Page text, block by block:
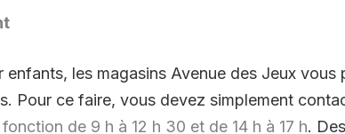
les magasins Avenue des Jeux vous
Pour ce faire, vous devez simplement
de 9 h à 12 h 30 et de 14 h à 17 h.